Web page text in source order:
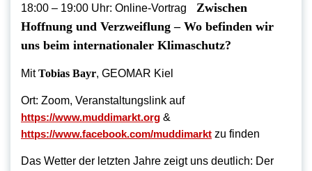
18:00 – 19:00 Uhr: Online-Vortrag Zwischen
Hoffnung und Verzweiflung – Wo befinden wir
uns beim internationaler Klimaschutz?
MitTobias Bayr, GEOMAR Kiel
Ort: Zoom, Veranstaltungslink auf
https://www.muddimarkt.org &
https://www.facebook.com/muddimarkt zu finden
Das Wetter der letzten Jahre zeigt uns deutlich: Der